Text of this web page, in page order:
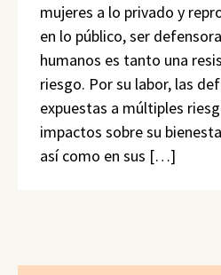
mujeres a lo privado y
en lo público, ser
humanos es tanto una
riesgo. Por su labor, las
expuestas a múltiples
impactos sobre su
así como en sus […]